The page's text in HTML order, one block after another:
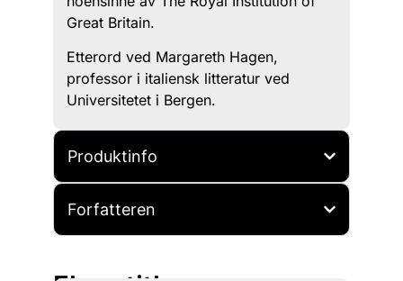
Great Britain.
Etterord ved Margareth Hagen,
professor i italiensk litteratur ved
Universitetet i Bergen.
Produktinfo
Forfatteren